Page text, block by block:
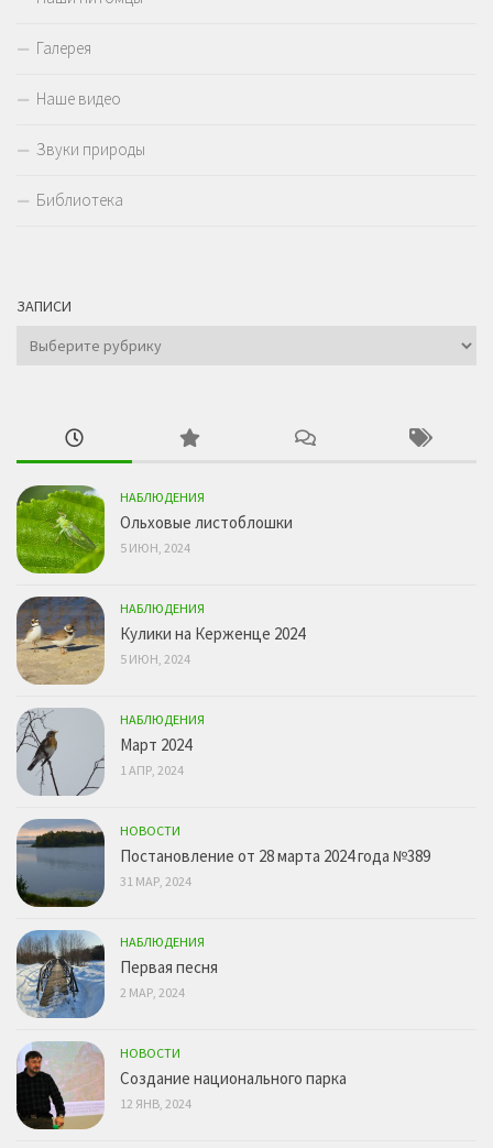
Галерея
Наше видео
Звуки природы
Библиотека
ЗАПИСИ
Записи
НАБЛЮДЕНИЯ
Ольховые листоблошки
5 ИЮН, 2024
НАБЛЮДЕНИЯ
Кулики на Керженце 2024
5 ИЮН, 2024
НАБЛЮДЕНИЯ
Март 2024
1 АПР, 2024
НОВОСТИ
Постановление от 28 марта 2024 года №389
31 МАР, 2024
НАБЛЮДЕНИЯ
Первая песня
2 МАР, 2024
НОВОСТИ
Создание национального парка
12 ЯНВ, 2024